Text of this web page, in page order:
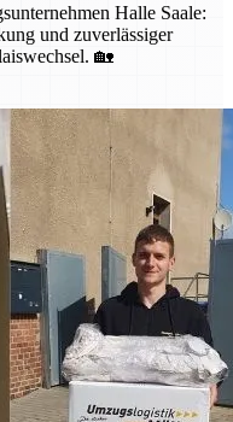
Halle Saale:
und zuverlässiger
🏡